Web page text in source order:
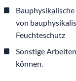
von
Feuchteschutz
Sonstige
können.